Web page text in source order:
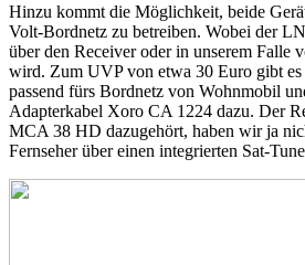
Hinzu kommt die Möglichkeit, beide
Volt-Bordnetz zu betreiben. Wobei der
über den Receiver oder in unserem Falle
wird. Zum UVP von etwa 30 Euro gibt
passend fürs Bordnetz von Wohnmobil
Adapterkabel Xoro CA 1224 dazu. Der
MCA 38 HD dazugehört, haben wir ja
Fernseher über einen integrierten Sat-